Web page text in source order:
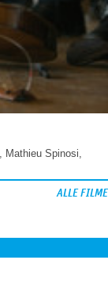
Mathieu Spinosi
ALLE FILME